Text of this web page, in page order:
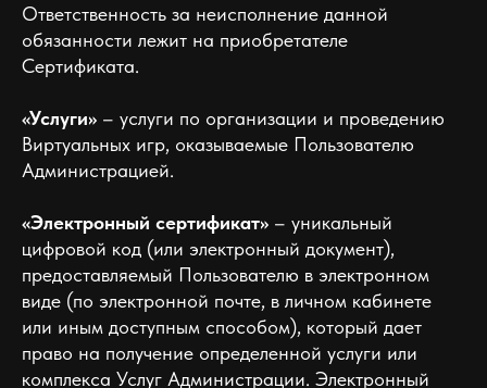
Ответственность за неисполнение данной
обязанности лежит на приобретателе
Сертификата.
«Услуги» – услуги по организации и проведению
Виртуальных игр, оказываемые Пользователю
Администрацией.
«Электронный сертификат» – уникальный
цифровой код (или электронный документ),
предоставляемый Пользователю в электронном
виде (по электронной почте, в личном кабинете
или иным доступным способом), который дает
право на получение определенной услуги или
комплекса Услуг Администрации. Электронный